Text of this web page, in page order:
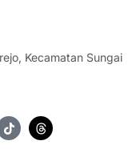
Kecamatan Sungai